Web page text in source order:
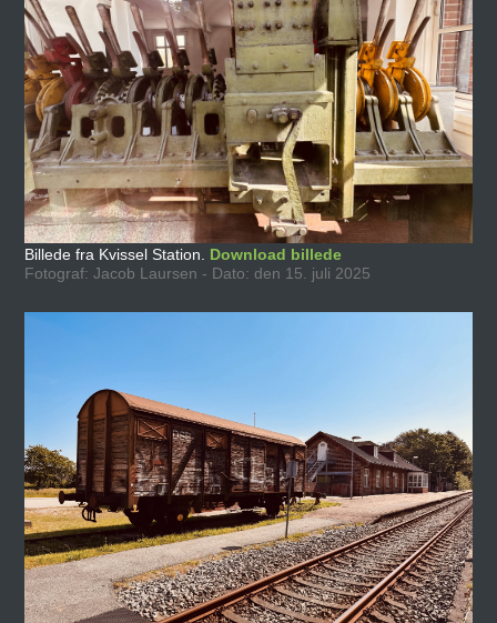
Billede fra Kvissel Station. Download billede
Fotograf: Jacob Laursen - Dato: den 15. juli 2025